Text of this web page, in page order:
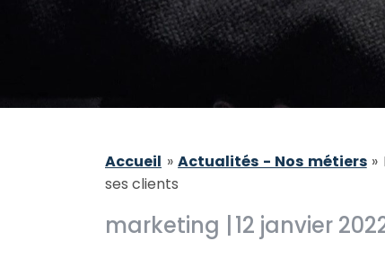
Accueil »Actualités - Nos métiers»
ses clients
marketing |12 janvier